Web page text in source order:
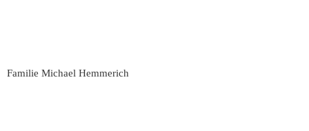
Familie Michael Hemmerich